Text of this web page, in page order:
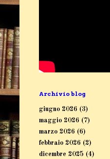
Archivio blog
giugno 2026 (3)
maggio 2026 (7)
marzo 2026 (6)
febbraio 2026 (2)
dicembre 2025 (4)